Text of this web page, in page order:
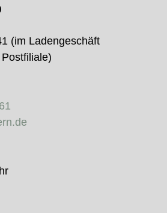
(im Ladengeschäft